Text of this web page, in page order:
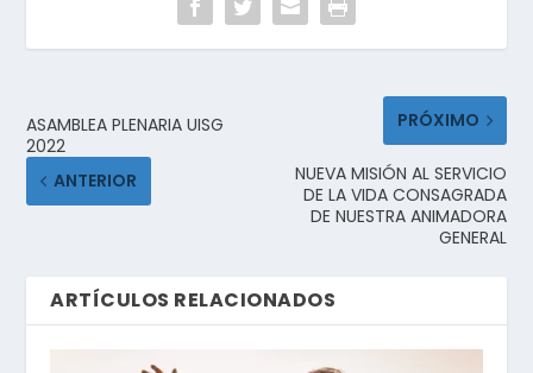
ASAMBLEA PLENARIA UISG
2022
ANTERIOR
PRÓXIMO
NUEVA MISIÓN AL SERVICIO
DE LA VIDA CONSAGRADA
DE NUESTRA ANIMADORA
GENERAL
ARTÍCULOS RELACIONADOS